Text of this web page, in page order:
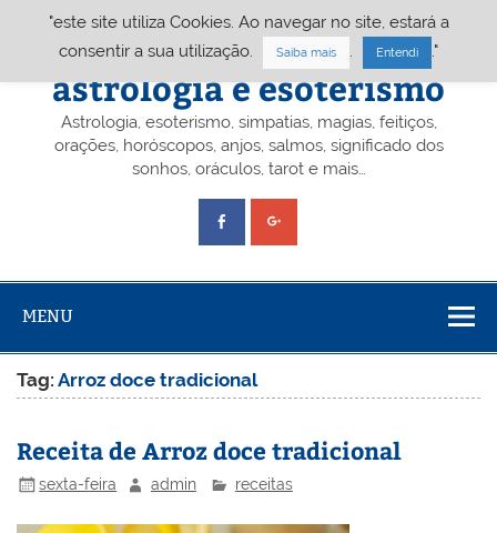
Portal A&E – Portal
astrologia e esoterismo
Astrologia, esoterismo, simpatias, magias, feitiços,
orações, horóscopos, anjos, salmos, significado dos
sonhos, oráculos, tarot e mais…
MENU
Tag:Arroz doce tradicional
Receita de Arroz doce tradicional
sexta-feira admin receitas
"este site utiliza Cookies. Ao navegar no site, estará a
consentir a sua utilização.
Saiba mais Entendi ."